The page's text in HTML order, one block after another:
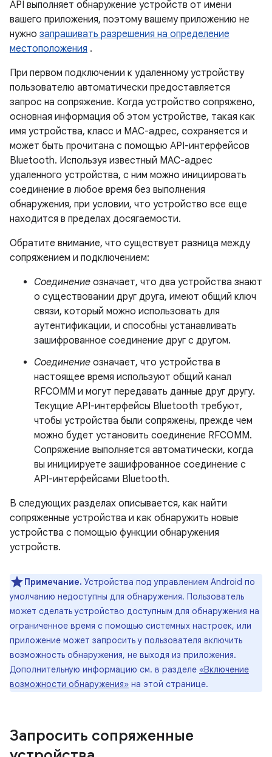
API выполняет обнаружение устройств от имени
вашего приложения, поэтому вашему приложению не
нужно запрашивать разрешения на определение
местоположения .
При первом подключении к удаленному устройству
пользователю автоматически предоставляется
запрос на сопряжение. Когда устройство сопряжено,
основная информация об этом устройстве, такая как
имя устройства, класс и MAC-адрес, сохраняется и
может быть прочитана с помощью API-интерфейсов
Bluetooth. Используя известный MAC-адрес
удаленного устройства, с ним можно инициировать
соединение в любое время без выполнения
обнаружения, при условии, что устройство все еще
находится в пределах досягаемости.
Обратите внимание, что существует разница между
сопряжением и подключением:
Соединение означает, что два устройства знают
о существовании друг друга, имеют общий ключ
связи, который можно использовать для
аутентификации, и способны устанавливать
зашифрованное соединение друг с другом.
Соединение означает, что устройства в
настоящее время используют общий канал
RFCOMM и могут передавать данные друг другу.
Текущие API-интерфейсы Bluetooth требуют,
чтобы устройства были сопряжены, прежде чем
можно будет установить соединение RFCOMM.
Сопряжение выполняется автоматически, когда
вы инициируете зашифрованное соединение с
API-интерфейсами Bluetooth.
В следующих разделах описывается, как найти
сопряженные устройства и как обнаружить новые
устройства с помощью функции обнаружения
устройств.
Примечание. Устройства под управлением Android по
умолчанию недоступны для обнаружения. Пользователь
может сделать устройство доступным для обнаружения на
ограниченное время с помощью системных настроек, или
приложение может запросить у пользователя включить
возможность обнаружения, не выходя из приложения.
Дополнительную информацию см. в разделе «Включение
возможности обнаружения» на этой странице.
Запросить сопряженные